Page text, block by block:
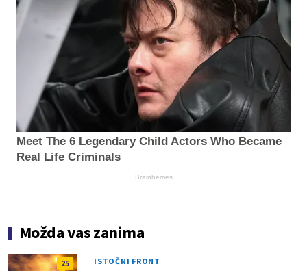
Meet The 6 Legendary Child Actors Who Became
Real Life Criminals
Brainberries
Možda vas zanima
25 ISTOČNI FRONT